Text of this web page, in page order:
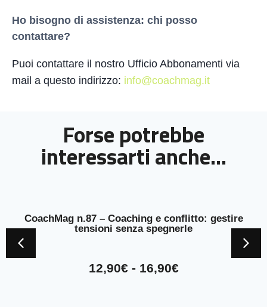
Ho bisogno di assistenza: chi posso
contattare?
Puoi contattare il nostro Ufficio Abbonamenti via
mail a questo indirizzo: info@coachmag.it
Forse potrebbe
interessarti anche...
– Coaching e conflitto: gestire
senza spegnerle
CoachMag n.86 –
le sessioni di